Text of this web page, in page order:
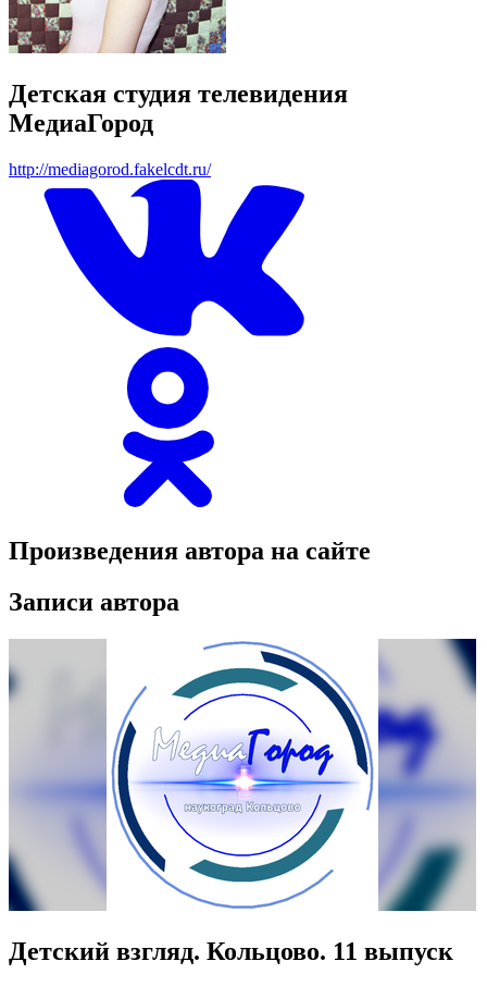
Детская студия телевидения
МедиаГород
http://mediagorod.fakelcdt.ru/
Произведения автора на сайте
Записи автора
Детский взгляд. Кольцово. 11 выпуск